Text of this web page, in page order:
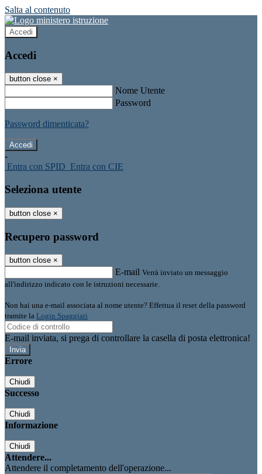
Salta al contenuto
Accedi
Accedi
button close ×
Nome Utente
Password
Password dimenticata?
-
Entra con SPID Entra con CIE
Seleziona utente
button close ×
Recupero password
button close ×
E-mail Verrà inviato un messaggio
all'indirizzo indicato con le istruzioni necessarie.
Non hai una e-mail associata al nome utente? Effettua il reset della password
tramite la Login Spaggiari
E-mail inviata, si prega di controllare la casella di posta elettronica!
Errore
Chiudi
Successo
Chiudi
Informazione
Chiudi
Attendere...
Attendere il completamento dell'operazione...